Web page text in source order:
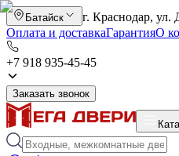
Батайск
г. Краснодар, ул.
Оплата и доставкаГарантияО
+7 918 935-45-45
Заказать звонок